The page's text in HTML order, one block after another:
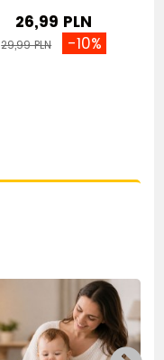
26,99 PLN
29,99 PLN -10%